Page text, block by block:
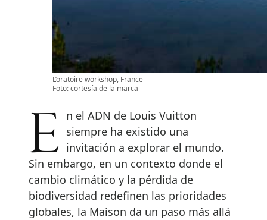
L’oratoire workshop, France
Foto: cortesía de la marca
En el ADN de Louis Vuitton siempre ha existido una
invitación a explorar el mundo.
Sin embargo, en un contexto donde el
cambio climático y la pérdida de
biodiversidad redefinen las prioridades
globales, la Maison da un paso más allá